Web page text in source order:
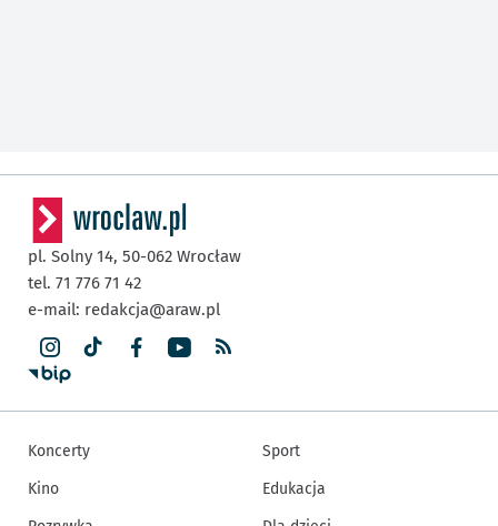
pl. Solny 14, 50-062 Wrocław
tel. 71 776 71 42
e-mail: redakcja@araw.pl
Koncerty
Kino
Sport
Edukacja